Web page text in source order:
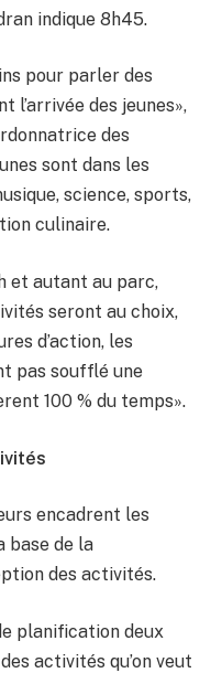
indique 8h45.
pour parler des
l’arrivée des jeunes»,
des
sont dans les
science, sports,
culinaire.
et autant au parc,
seront au choix,
d’action, les
pas soufflé une
100 % du temps».
encadrent les
base de la
des activités.
planification deux
activités qu’on veut